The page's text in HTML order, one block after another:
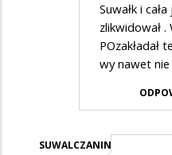
Suwałk i
zlikwidował .
POzakładał
wy nawet nie
SUWALCZANIN